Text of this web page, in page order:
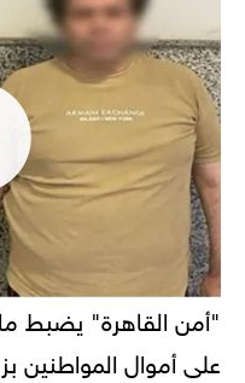
"أمن القاهرة" يضبط
على أموال المواطنين